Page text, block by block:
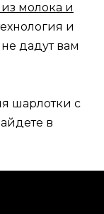
молока и
и
дадут вам
шарлотки с
в